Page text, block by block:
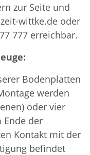
zur Seite und
wittke.de oder
777 erreichbar.
Bodenplatten
werden
oder vier
Ende der
Kontakt mit der
befindet